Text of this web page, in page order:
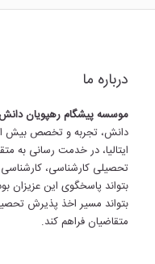
درباره ما
موسسه پیشگام رهپویان
دانش، تجربه و تخصص بیش از
ایتالیا، در خدمت رسانی به
تحصیلی کارشناسی، کارشناسی
بتواند پاسخگوی این
بتواند مسیر اخذ پذیرش
متقاضیان فراهم کند.